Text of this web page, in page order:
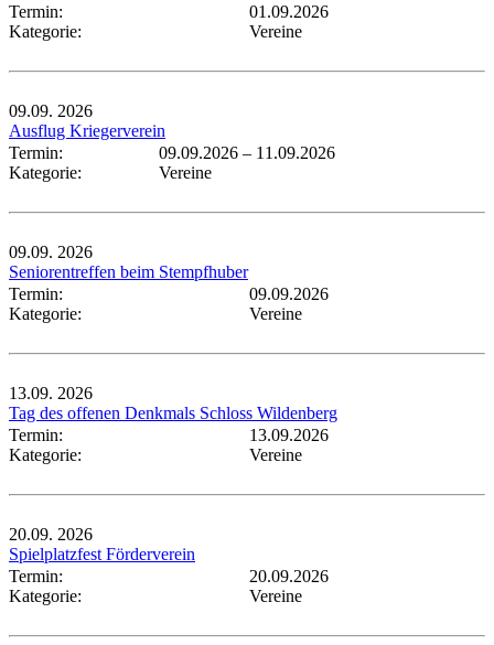
Termin:
01.09.2026
Kategorie:
Vereine
09.09. 2026
Ausflug Kriegerverein
Termin:
09.09.2026 – 11.09.2026
Kategorie:
Vereine
09.09. 2026
Seniorentreffen beim Stempfhuber
Termin:
09.09.2026
Kategorie:
Vereine
13.09. 2026
Tag des offenen Denkmals Schloss Wildenberg
Termin:
13.09.2026
Kategorie:
Vereine
20.09. 2026
Spielplatzfest Förderverein
Termin:
20.09.2026
Kategorie:
Vereine